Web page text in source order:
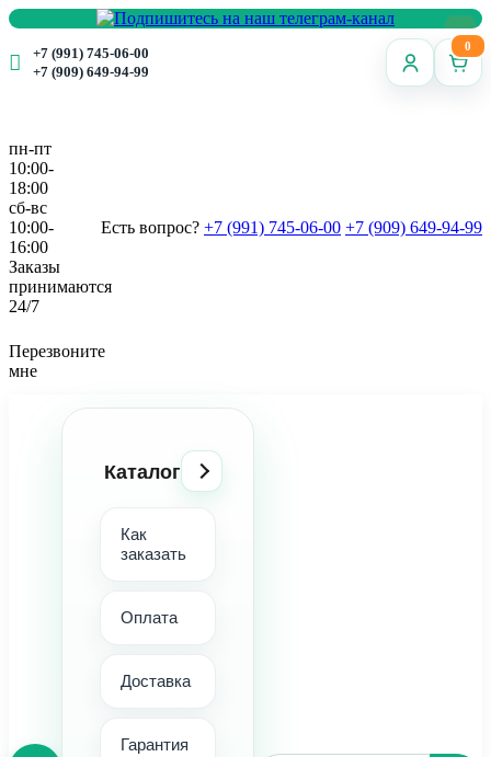
+7 (991) 745-06-00
+7 (909) 649-94-99
0
пн-пт
10:00-
18:00
сб-вс
10:00-
16:00
Заказы
принимаются
24/7
Есть вопрос? +7 (991) 745-06-00 +7 (909) 649-94-99
Перезвоните
мне
Каталог
Как
заказать
Оплата
Доставка
Гарантия